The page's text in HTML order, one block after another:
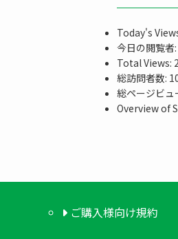
Today's
今日の閲覧者:
Total Views:
総訪問者数:
総ページビュ
Overview of
ご購入様向け規約